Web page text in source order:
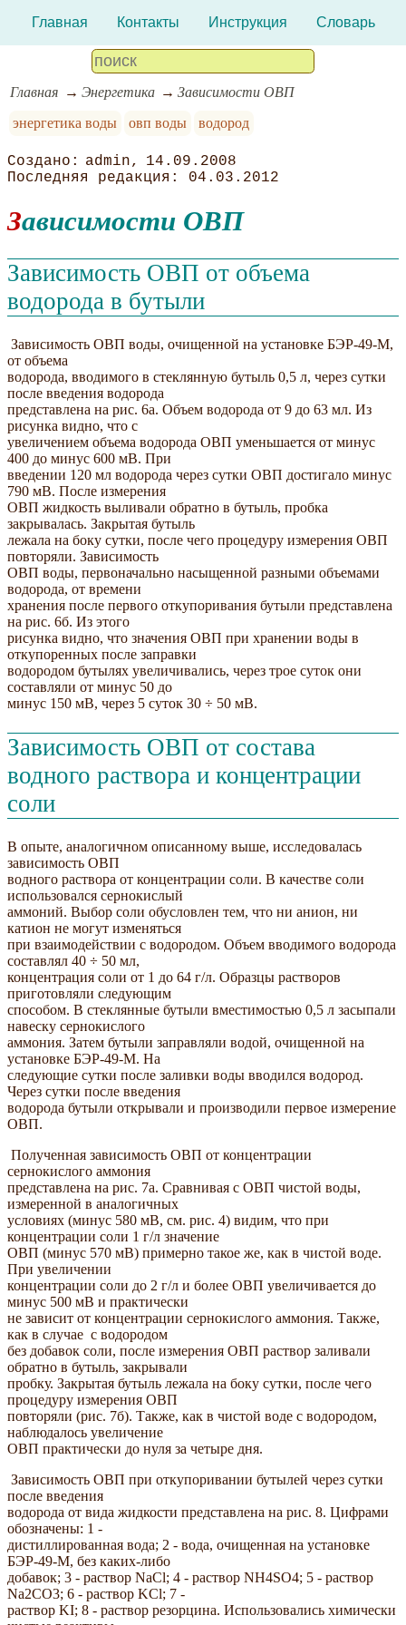
Главная Контакты Инструкция Словарь
Главная Энергетика
Зависимости ОВП
энергетика воды
овп воды водород
admin
14.09.2008
04.03.2012
Зависимости ОВП
Зависимость ОВП от объема
водорода в бутыли
Зависимость ОВП воды, очищенной на установке БЭР-49-М,
от объема
водорода, вводимого в стеклянную бутыль 0,5 л, через сутки
после введения водорода
представлена на рис. 6а. Объем водорода от 9 до 63 мл. Из
рисунка видно, что с
увеличением объема водорода ОВП уменьшается от минус
400 до минус 600 мВ. При
введении 120 мл водорода через сутки ОВП достигало минус
790 мВ. После измерения
ОВП жидкость выливали обратно в бутыль, пробка
закрывалась. Закрытая бутыль
лежала на боку сутки, после чего процедуру измерения ОВП
повторяли. Зависимость
ОВП воды, первоначально насыщенной разными объемами
водорода, от времени
хранения после первого откупоривания бутыли представлена
на рис. 6б. Из этого
рисунка видно, что значения ОВП при хранении воды в
откупоренных после заправки
водородом бутылях увеличивались, через трое суток они
составляли от минус 50 до
минус 150 мВ, через 5 суток 30 ÷ 50 мВ.
Зависимость ОВП от состава
водного раствора и концентрации
соли
В опыте, аналогичном описанному выше, исследовалась
зависимость ОВП
водного раствора от концентрации соли. В качестве соли
использовался сернокислый
аммоний. Выбор соли обусловлен тем, что ни анион, ни
катион не могут изменяться
при взаимодействии с водородом. Объем вводимого водорода
составлял 40 ÷ 50 мл,
концентрация соли от 1 до 64 г/л. Образцы растворов
приготовляли следующим
способом. В стеклянные бутыли вместимостью 0,5 л засыпали
навеску сернокислого
аммония. Затем бутыли заправляли водой, очищенной на
установке БЭР-49-М. На
следующие сутки после заливки воды вводился водород.
Через сутки после введения
водорода бутыли открывали и производили первое измерение
ОВП.
Полученная зависимость ОВП от концентрации
сернокислого аммония
представлена на рис. 7а. Сравнивая с ОВП чистой воды,
измеренной в аналогичных
условиях (минус 580 мВ, см. рис. 4) видим, что при
концентрации соли 1 г/л значение
ОВП (минус 570 мВ) примерно такое же, как в чистой воде.
При увеличении
концентрации соли до 2 г/л и более ОВП увеличивается до
минус 500 мВ и практически
не зависит от концентрации сернокислого аммония. Также,
как в случае с водородом
без добавок соли, после измерения ОВП раствор заливали
обратно в бутыль, закрывали
пробку. Закрытая бутыль лежала на боку сутки, после чего
процедуру измерения ОВП
повторяли (рис. 7б). Также, как в чистой воде с водородом,
наблюдалось увеличение
ОВП практически до нуля за четыре дня.
Зависимость ОВП при откупоривании бутылей через сутки
после введения
водорода от вида жидкости представлена на рис. 8. Цифрами
обозначены: 1 -
дистиллированная вода; 2 - вода, очищенная на установке
БЭР-49-М, без каких-либо
добавок; 3 - раствор NaCl; 4 - раствор NH4SO4; 5 - раствор
Na2CO3; 6 - раствор KCl; 7 -
раствор KI; 8 - раствор резорцина. Использовались химически